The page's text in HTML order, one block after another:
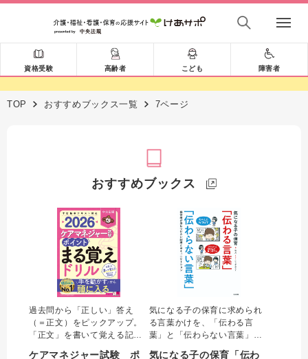
資格受験 高齢者 こども 障害者
TOP おすすめブックス一覧 7ページ
おすすめブックス
過去問から「正しい」答え
（＝正文）をピックアップ。
「正文」を書いて覚える記入
ケアマネジャー試験 ポ
気になる子の保育に求められ
る言葉かけを、「伝わる言
葉」と「伝わらない言葉」の
気になる子の保育「伝わ